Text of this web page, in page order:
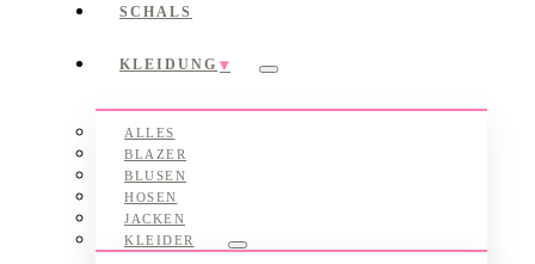
SCHALS
KLEIDUNG
Submenu
ALLES
BLAZER
BLUSEN
HOSEN
JACKEN
KLEIDER
Submenu